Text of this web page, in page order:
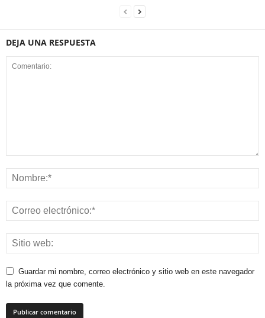
DEJA UNA RESPUESTA
Guardar mi nombre, correo electrónico y sitio web en este navegador
la próxima vez que comente.